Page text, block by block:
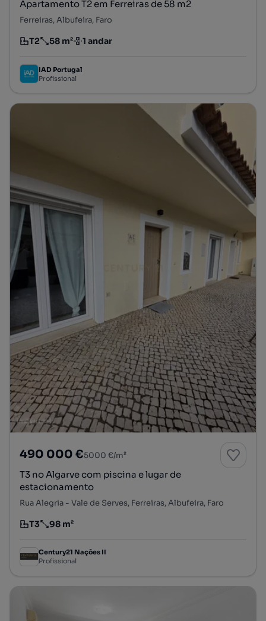
Apartamento T2 em Ferreiras de 58 m2
Ferreiras, Albufeira, Faro
Tipologia
T2
Preço por metro quadrado
58 m²
Andar 1 andar
IAD Portugal
Profissional
490 000 €5000 €/m²
T3 no Algarve com piscina e lugar de
estacionamento
Rua Alegria - Vale de Serves, Ferreiras, Albufeira, Faro
Tipologia
T3
Preço por metro quadrado
98 m²
Century21 Nações II
Profissional